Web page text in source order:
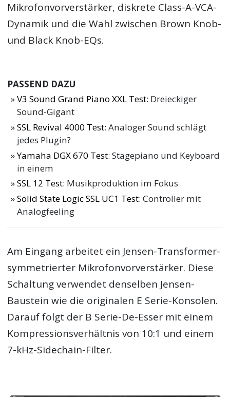
Mikrofonvorverstärker, diskrete Class-A-VCA-
Dynamik und die Wahl zwischen Brown Knob-
und Black Knob-EQs.
PASSEND DAZU
V3 Sound Grand Piano XXL Test: Dreieckiger
Sound-Gigant
SSL Revival 4000 Test: Analoger Sound schlägt
jedes Plugin?
Yamaha DGX 670 Test: Stagepiano und Keyboard
in einem
SSL 12 Test: Musikproduktion im Fokus
Solid State Logic SSL UC1 Test: Controller mit
Analogfeeling
Am Eingang arbeitet ein Jensen-Transformer-
symmetrierter Mikrofonvorverstärker. Diese
Schaltung verwendet denselben Jensen-
Baustein wie die originalen E Serie-Konsolen.
Darauf folgt der B Serie-De-Esser mit einem
Kompressionsverhältnis von 10:1 und einem
7-kHz-Sidechain-Filter.